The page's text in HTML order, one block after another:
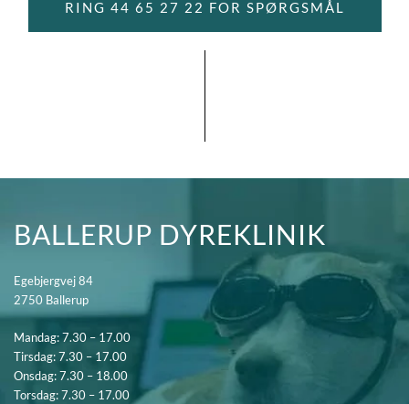
RING 44 65 27 22 FOR SPØRGSMÅL
BALLERUP DYREKLINIK
Egebjergvej 84
2750 Ballerup
Mandag: 7.30 – 17.00
Tirsdag: 7.30 – 17.00
Onsdag: 7.30 – 18.00
Torsdag: 7.30 – 17.00